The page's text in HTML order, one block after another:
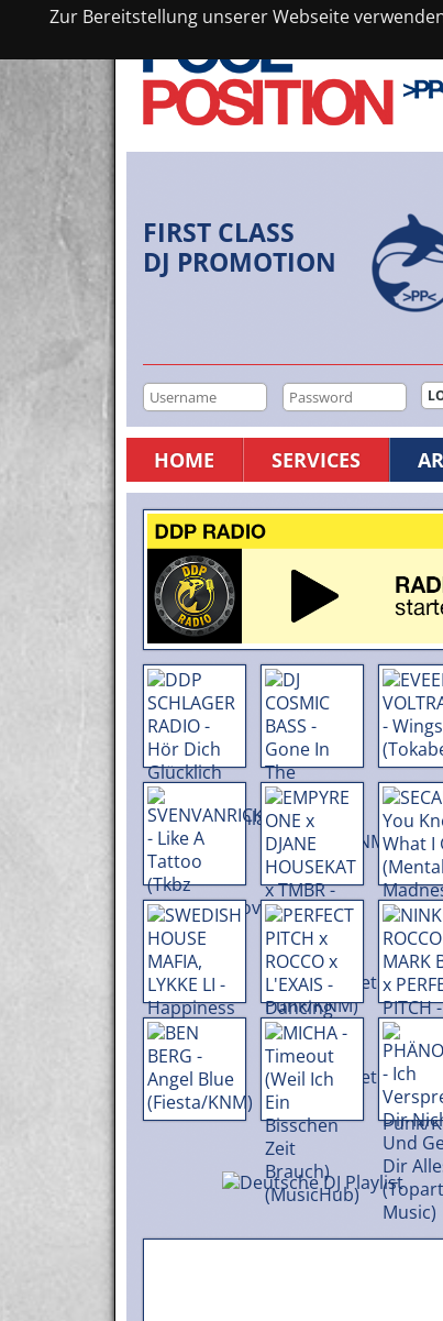
Zur Bereitstellung unserer Webseite
FIRST CLASS
DJ PROMOTION
HOME SERVICES